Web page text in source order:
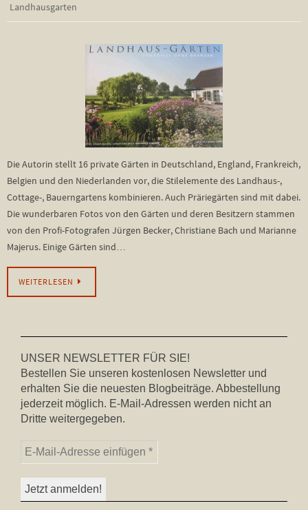
Landhausgarten
Die Autorin stellt 16 private Gärten in Deutschland, England, Frankreich,
Belgien und den Niederlanden vor, die Stilelemente des Landhaus-,
Cottage-, Bauerngartens kombinieren. Auch Präriegärten sind mit dabei.
Die wunderbaren Fotos von den Gärten und deren Besitzern stammen
von den Profi-Fotografen Jürgen Becker, Christiane Bach und Marianne
Majerus. Einige Gärten sind…
WEITERLESEN
UNSER NEWSLETTER FÜR SIE!
Bestellen Sie unseren kostenlosen Newsletter und
erhalten Sie die neuesten Blogbeiträge. Abbestellung
jederzeit möglich. E-Mail-Adressen werden nicht an
Dritte weitergegeben.